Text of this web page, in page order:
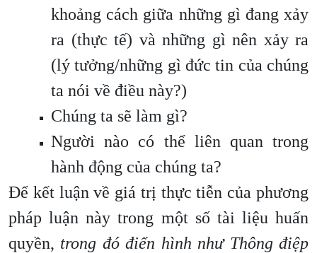
khoảng cách giữa những gì đang xảy
ra (thực tế) và những gì nên xảy ra
(lý tưởng/những gì đức tin của chúng
ta nói về điều này?)
Chúng ta sẽ làm gì?
Người nào có thể liên quan trong
hành động của chúng ta?
Để kết luận về giá trị thực tiễn của phương
pháp luận này trong một số tài liệu huấn
quyền, trong đó điển hình như Thông điệp